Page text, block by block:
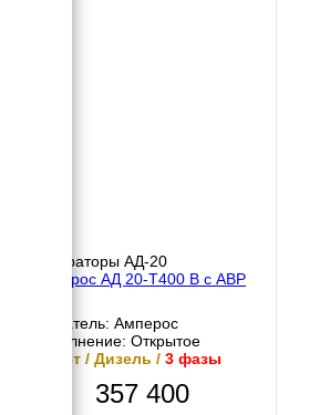
Генераторы АД-20
Амперос АД 20-Т400 B с АВР
Двигатель: Амперос
Исполнение: Открытое
20 кВт / Дизель / 3 фазы
357 400